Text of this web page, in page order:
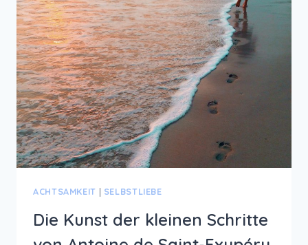
ACHTSAMKEIT | SELBSTLIEBE
Die Kunst der kleinen Schritte